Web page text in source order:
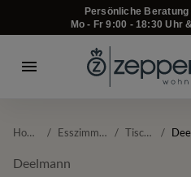
Persönliche Beratung
Mo - Fr 9:00 - 18:30 Uhr
Home / Esszimmer / Tische /
Deelmann